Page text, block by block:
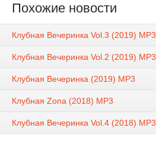
Похожие новости
Клубная Вечеринка Vol.3 (2019) MP3
Клубная Вечеринка Vol.2 (2019) MP3
Клубная Вечеринка (2019) MP3
Клубная Zona (2018) MP3
Клубная Вечеринка Vol.4 (2018) MP3